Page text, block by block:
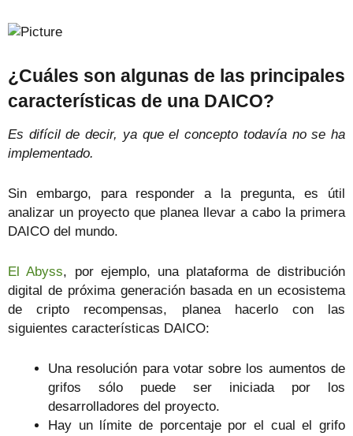
¿Cuáles son algunas de las principales
características de una DAICO?
Es difícil de decir, ya que el concepto todavía no se ha
implementado.
Sin embargo, para responder a la pregunta, es útil
analizar un proyecto que planea llevar a cabo la primera
DAICO del mundo.
El Abyss, por ejemplo, una plataforma de distribución
digital de próxima generación basada en un ecosistema
de cripto recompensas, planea hacerlo con las
siguientes características DAICO:
Una resolución para votar sobre los aumentos de
grifos sólo puede ser iniciada por los
desarrolladores del proyecto.
Hay un límite de porcentaje por el cual el grifo